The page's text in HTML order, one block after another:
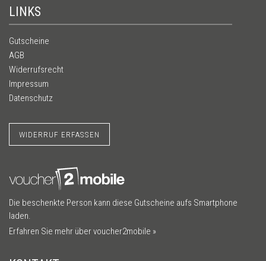
LINKS
Gutscheine
AGB
Widerrufsrecht
Impressum
Datenschutz
WIDERRUF ERFASSEN
Die beschenkte Person kann diese Gutscheine aufs Smartphone
laden.
Erfahren Sie mehr über voucher2mobile »